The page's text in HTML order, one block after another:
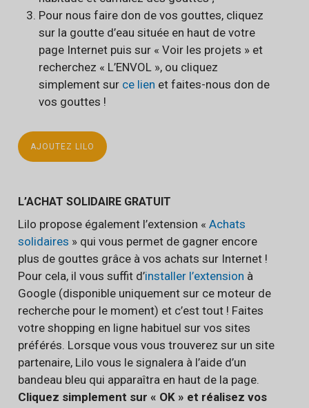
Pour nous faire don de vos gouttes, cliquez
sur la goutte d’eau située en haut de votre
page Internet puis sur « Voir les projets » et
recherchez « L’ENVOL », ou cliquez
simplement sur ce lien et faites-nous don de
vos gouttes !
AJOUTEZ LILO
L’ACHAT SOLIDAIRE GRATUIT
Lilo propose également l’extension «Achats
solidaires » qui vous permet de gagner encore
plus de gouttes grâce à vos achats sur Internet !
Pour cela, il vous suffit d’installer l’extension à
Google (disponible uniquement sur ce moteur de
recherche pour le moment) et c’est tout ! Faites
votre shopping en ligne habituel sur vos sites
préférés. Lorsque vous vous trouverez sur un site
partenaire, Lilo vous le signalera à l’aide d’un
bandeau bleu qui apparaîtra en haut de la page.
Cliquez simplement sur « OK » et réalisez vos